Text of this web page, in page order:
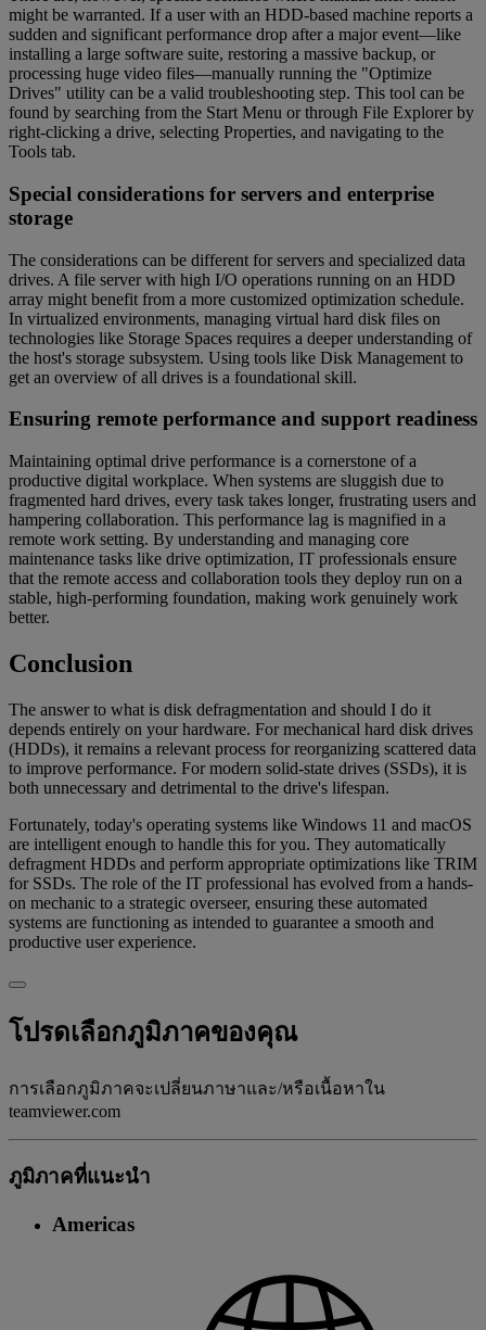
might be warranted. If a user with an HDD-based machine reports a
sudden and significant performance drop after a major event—like
installing a large software suite, restoring a massive backup, or
processing huge video files—manually running the "Optimize
Drives" utility can be a valid troubleshooting step. This tool can be
found by searching from the Start Menu or through File Explorer by
right-clicking a drive, selecting Properties, and navigating to the
Tools tab.
Special considerations for servers and enterprise
storage
The considerations can be different for servers and specialized data
drives. A file server with high I/O operations running on an HDD
array might benefit from a more customized optimization schedule.
In virtualized environments, managing virtual hard disk files on
technologies like Storage Spaces requires a deeper understanding of
the host's storage subsystem. Using tools like Disk Management to
get an overview of all drives is a foundational skill.
Ensuring remote performance and support readiness
Maintaining optimal drive performance is a cornerstone of a
productive digital workplace. When systems are sluggish due to
fragmented hard drives, every task takes longer, frustrating users and
hampering collaboration. This performance lag is magnified in a
remote work setting. By understanding and managing core
maintenance tasks like drive optimization, IT professionals ensure
that the remote access and collaboration tools they deploy run on a
stable, high-performing foundation, making work genuinely work
better.
Conclusion
The answer to what is disk defragmentation and should I do it
depends entirely on your hardware. For mechanical hard disk drives
(HDDs), it remains a relevant process for reorganizing scattered data
to improve performance. For modern solid-state drives (SSDs), it is
both unnecessary and detrimental to the drive's lifespan.
Fortunately, today's operating systems like Windows 11 and macOS
are intelligent enough to handle this for you. They automatically
defragment HDDs and perform appropriate optimizations like TRIM
for SSDs. The role of the IT professional has evolved from a hands-
on mechanic to a strategic overseer, ensuring these automated
systems are functioning as intended to guarantee a smooth and
productive user experience.
โปรดเลือกภูมิภาคของคุณ
การเลือกภูมิภาคจะเปลี่ยนภาษาและ/หรือเนื้อหาใน
teamviewer.com
ภูมิภาคที่แนะนํา
Americas